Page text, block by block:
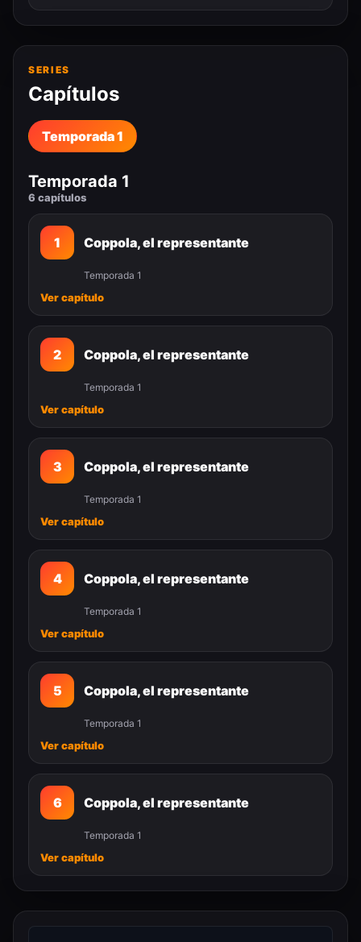
SERIES
Capítulos
Temporada 1
Temporada 1
6 capítulos
1 Coppola, el representante
Temporada 1
Ver capítulo
2 Coppola, el representante
Temporada 1
Ver capítulo
3 Coppola, el representante
Temporada 1
Ver capítulo
4 Coppola, el representante
Temporada 1
Ver capítulo
5 Coppola, el representante
Temporada 1
Ver capítulo
6 Coppola, el representante
Temporada 1
Ver capítulo